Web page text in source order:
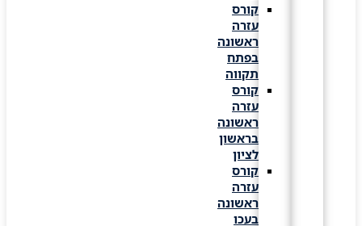
קורס
עזרה
ראשונה
בפתח
תקווה
קורס
עזרה
ראשונה
בראשון
קורס
עזרה
ראשונה